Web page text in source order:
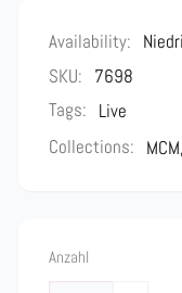
Availability:
SKU: 7698
Tags: Live
Collections:
Anzahl